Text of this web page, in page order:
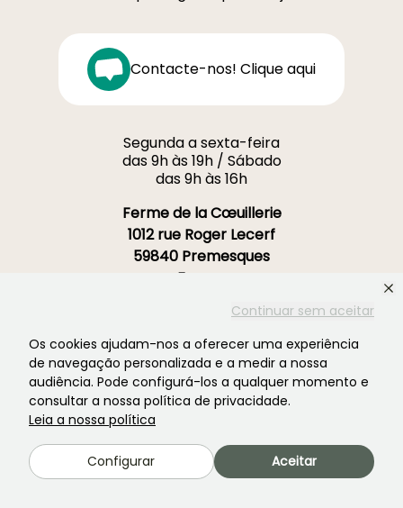
Continuar sem aceitar
Os cookies ajudam-nos a oferecer uma experiência
de navegação personalizada e a medir a nossa
audiência. Pode configurá-los a qualquer momento e
consultar a nossa política de privacidade.
Leia a nossa política
Configurar Aceitar
Contacte-nos! Clique aqui
Segunda a sexta-feira
das 9h às 19h / Sábado
das 9h às 16h
Ferme de la Cœuillerie
1012 rue Roger Lecerf
59840 Premesques
França
Contacte-nos →
MAIS DE 3700 AVALIAÇÕES CERTIFICADAS:
A SUA EXPERIÊNCIA É IMPORTANTE PARA
NÓS
4,4/5